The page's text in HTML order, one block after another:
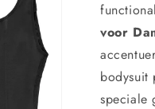
met
Taille,
Heup-
en
voor
bodysuit
speciale